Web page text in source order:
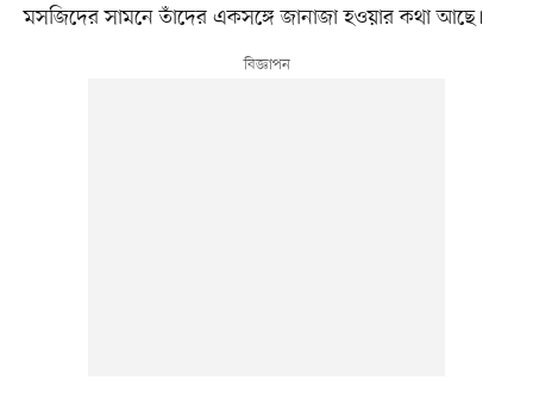
মসজিদের সামনে তাঁদের একসঙ্গে জানাজা হওয়ার কথা আছে।